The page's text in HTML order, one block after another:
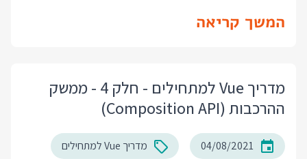
המשך קריאה
מדריך Vue למתחילים - חלק 4 - ממשק
ההרכבות (Composition API)
04/08/2021 מדריך Vue למתחילים